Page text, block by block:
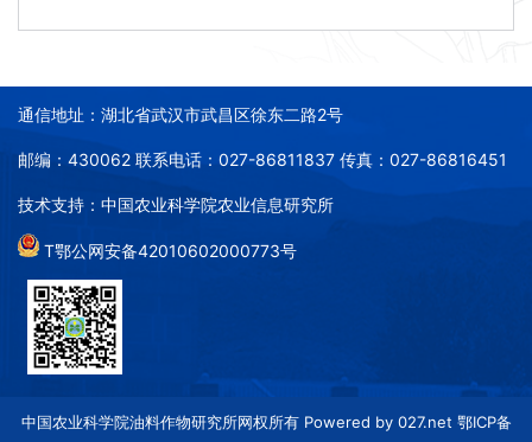
通信地址：湖北省武汉市武昌区徐东二路2号
邮编：430062 联系电话：027-86811837 传真：027-86816451
技术支持：中国农业科学院农业信息研究所
T鄂公网安备42010602000773号
中国农业科学院油料作物研究所网权所有 Powered by 027.net 鄂ICP备